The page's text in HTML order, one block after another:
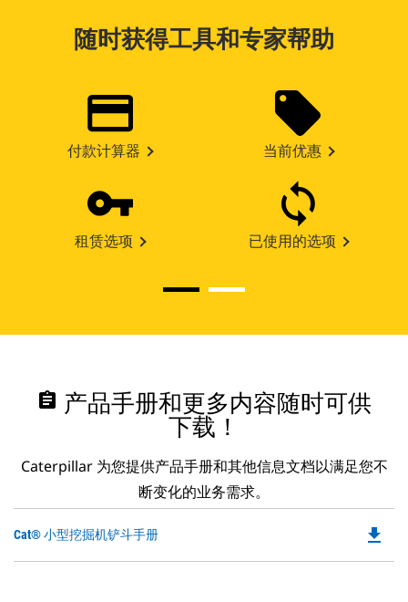
随时获得工具和专家帮助
付款计算器 当前优惠
租赁选项 已使用的选项
assignment 产品手册和更多内容随时可供
下载！
Caterpillar 为您提供产品手册和其他信息文档以满足您不
断变化的业务需求。
Cat® 小型挖掘机铲斗手册 file_download